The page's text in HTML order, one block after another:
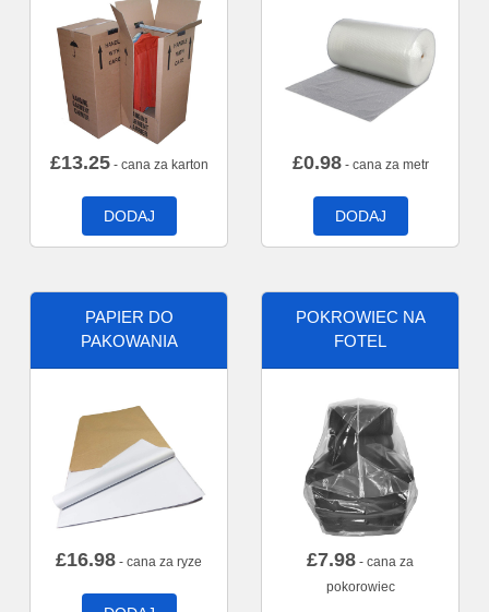
£13.25- cana za karton
DODAJ
£0.98- cana za metr
DODAJ
PAPIER DO
PAKOWANIA
£16.98 - cana za ryze
POKROWIEC NA
FOTEL
£7.98 - cana za
pokorowiec